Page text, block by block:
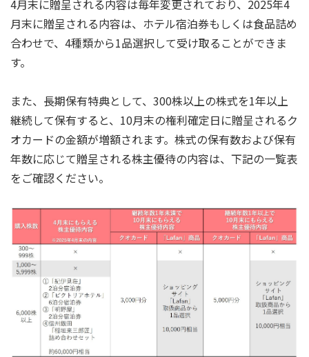
4月末に贈呈される内容は毎年変更されており、2025年4
月末に贈呈される内容は、ホテル宿泊券もしくは食品詰め
合わせで、4種類から1品選択して受け取ることができま
す。
また、長期保有特典として、300株以上の株式を1年以上
継続して保有すると、10月末の権利確定日に贈呈されるク
オカードの金額が増額されます。株式の保有数および保有
年数に応じて贈呈される株主優待の内容は、下記の一覧表
をご確認ください。